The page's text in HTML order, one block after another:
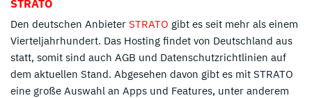
STRATO
Den deutschen Anbieter STRATO gibt es seit mehr als einem
Vierteljahrhundert. Das Hosting findet von Deutschland aus
statt, somit sind auch AGB und Datenschutzrichtlinien auf
dem aktuellen Stand. Abgesehen davon gibt es mit STRATO
eine große Auswahl an Apps und Features, unter anderem